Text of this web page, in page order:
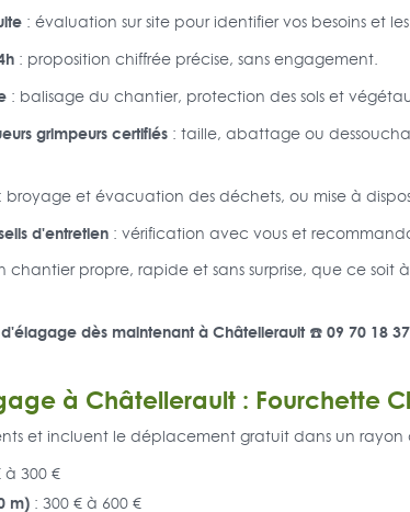
: évaluation sur site pour identifier vos besoins et
: proposition chiffrée précise, sans engagement.
: balisage du chantier, protection des sols et
grimpeurs certifiés: taille, abattage ou
et évacuation des déchets, ou mise à
d'entretien: vérification avec vous et
propre, rapide et sans surprise, que ce soit
dès maintenant à Châtellerault ☎️ 09 70 18
à Châtellerault : Fourchette
et incluent le déplacement gratuit dans un
300 €
m): 300 € à 600 €